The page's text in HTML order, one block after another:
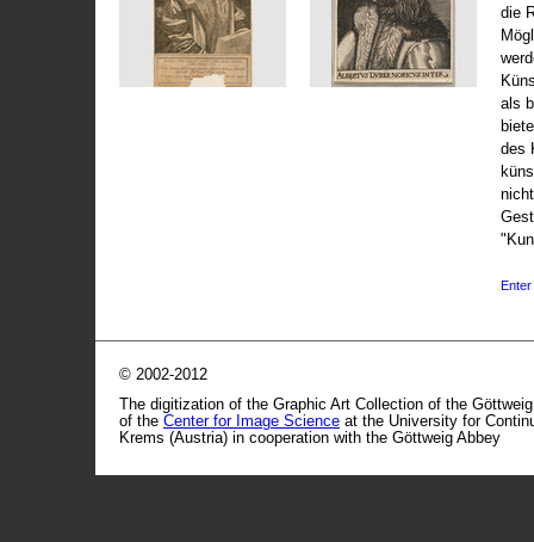
die
als
des
Enter
© 2002-2012
The digitization of the Graphic Art Collection of the
of the Center for Image Science at the University for
Krems (Austria) in cooperation with the Göttweig Abbey